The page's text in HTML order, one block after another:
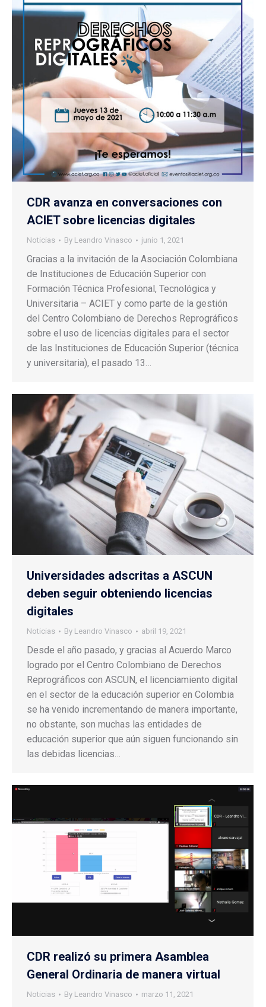
CDR avanza en conversaciones con
ACIET sobre licencias digitales
Noticias By Leandro Vinasco junio 1, 2021
Gracias a la invitación de la Asociación Colombiana
de Instituciones de Educación Superior con
Formación Técnica Profesional, Tecnológica y
Universitaria – ACIET y como parte de la gestión
del Centro Colombiano de Derechos Reprográficos
sobre el uso de licencias digitales para el sector
de las Instituciones de Educación Superior (técnica
y universitaria), el pasado 13…
Universidades adscritas a ASCUN
deben seguir obteniendo licencias
digitales
Noticias By Leandro Vinasco abril 19, 2021
Desde el año pasado, y gracias al Acuerdo Marco
logrado por el Centro Colombiano de Derechos
Reprográficos con ASCUN, el licenciamiento digital
en el sector de la educación superior en Colombia
se ha venido incrementando de manera importante,
no obstante, son muchas las entidades de
educación superior que aún siguen funcionando sin
las debidas licencias…
CDR realizó su primera Asamblea
General Ordinaria de manera virtual
Noticias By Leandro Vinasco marzo 11, 2021